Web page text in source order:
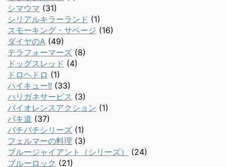
シマウマ (31)
シリアルキラーランド (1)
スモーキング・サベージ (16)
ダイヤのA (49)
テラフォーマーズ (8)
ドッグスレッド (4)
ドロヘドロ (1)
ハイキュー!! (33)
ハリガネサービス (3)
バイオレンスアクション (1)
バキ道 (37)
バチバチシリーズ (1)
フェルマーの料理 (3)
ブルージャイアント（シリーズ）
(24)
ブルーロック (21)